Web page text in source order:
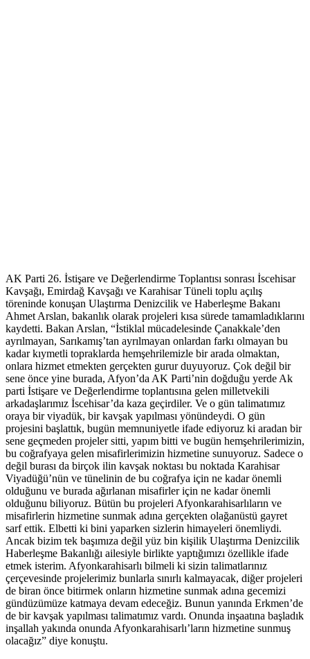
AK Parti 26. İstişare ve Değerlendirme Toplantısı sonrası İscehisar
Kavşağı, Emirdağ Kavşağı ve Karahisar Tüneli toplu açılış
töreninde konuşan Ulaştırma Denizcilik ve Haberleşme Bakanı
Ahmet Arslan, bakanlık olarak projeleri kısa sürede tamamladıklarını
kaydetti. Bakan Arslan, “İstiklal mücadelesinde Çanakkale’den
ayrılmayan, Sarıkamış’tan ayrılmayan onlardan farkı olmayan bu
kadar kıymetli topraklarda hemşehrilemizle bir arada olmaktan,
onlara hizmet etmekten gerçekten gurur duyuyoruz. Çok değil bir
sene önce yine burada, Afyon’da AK Parti’nin doğduğu yerde Ak
parti İstişare ve Değerlendirme toplantısına gelen milletvekili
arkadaşlarımız İscehisar’da kaza geçirdiler. Ve o gün talimatımız
oraya bir viyadük, bir kavşak yapılması yönündeydi. O gün
projesini başlattık, bugün memnuniyetle ifade ediyoruz ki aradan bir
sene geçmeden projeler sitti, yapım bitti ve bugün hemşehrilerimizin,
bu coğrafyaya gelen misafirlerimizin hizmetine sunuyoruz. Sadece o
değil burası da birçok ilin kavşak noktası bu noktada Karahisar
Viyadüğü’nün ve tünelinin de bu coğrafya için ne kadar önemli
olduğunu ve burada ağırlanan misafirler için ne kadar önemli
olduğunu biliyoruz. Bütün bu projeleri Afyonkarahisarlıların ve
misafirlerin hizmetine sunmak adına gerçekten olağanüstü gayret
sarf ettik. Elbetti ki bini yaparken sizlerin himayeleri önemliydi.
Ancak bizim tek başımıza değil yüz bin kişilik Ulaştırma Denizcilik
Haberleşme Bakanlığı ailesiyle birlikte yaptığımızı özellikle ifade
etmek isterim. Afyonkarahisarlı bilmeli ki sizin talimatlarınız
çerçevesinde projelerimiz bunlarla sınırlı kalmayacak, diğer projeleri
de biran önce bitirmek onların hizmetine sunmak adına gecemizi
gündüzümüze katmaya devam edeceğiz. Bunun yanında Erkmen’de
de bir kavşak yapılması talimatımız vardı. Onunda inşaatına başladık
inşallah yakında onunda Afyonkarahisarlı’ların hizmetine sunmuş
olacağız” diye konuştu.